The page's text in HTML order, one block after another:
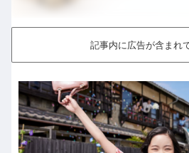
記事内に広告が含まれ